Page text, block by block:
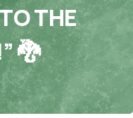
THE
🐉